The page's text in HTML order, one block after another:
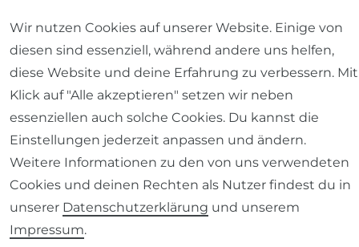
Impressum Daten­schutz­erklärung AGB
Barrierefreiheitserklärung Widerrufs­recht
Wir nutzen Cookies auf unserer Website. Einige von
diesen sind essenziell, während andere uns helfen,
diese Website und deine Erfahrung zu verbessern. Mit
Klick auf "Alle akzeptieren" setzen wir neben
essenziellen auch solche Cookies. Du kannst die
Einstellungen jederzeit anpassen und ändern.
Weitere Informationen zu den von uns verwendeten
Cookies und deinen Rechten als Nutzer findest du in
unserer Daten­schutz­erklärung und unserem
Impressum.